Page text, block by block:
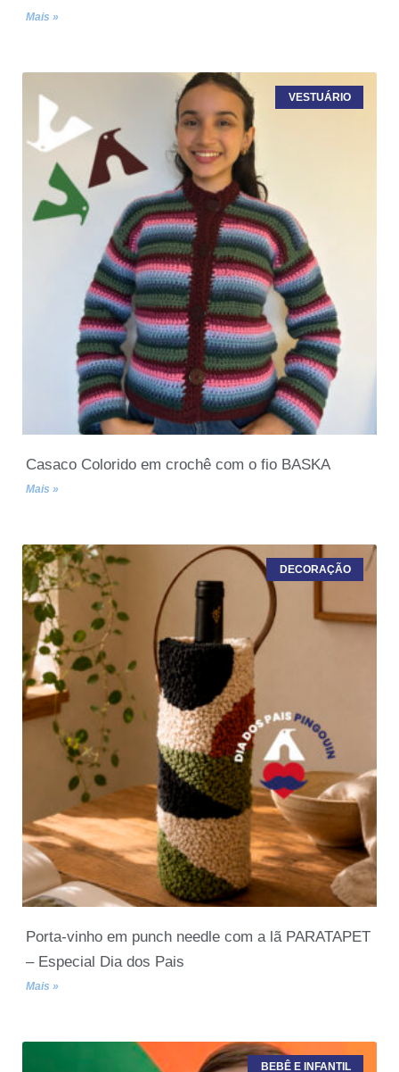
Mais »
VESTUÁRIO
Casaco Colorido em crochê com o fio BASKA
Mais »
DECORAÇÃO
Porta-vinho em punch needle com a lã PARATAPET
– Especial Dia dos Pais
Mais »
BEBÊ E INFANTIL